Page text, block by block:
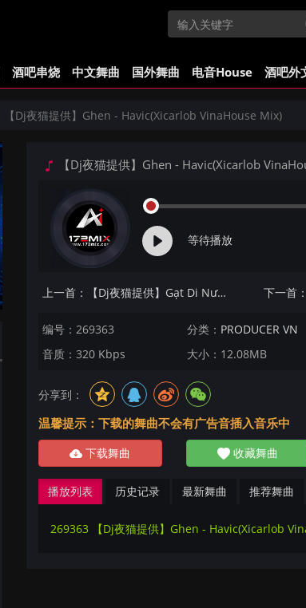
酒吧串烧 中文舞曲 国外舞曲 电音House 酒吧外
【Dj夜猫提供】Ghen - Havic(Xicarlob VinaHouse Mix)
【Dj夜猫提供】Ghen - Havic(Xicarlob
等待播放
上一首：【Dj夜猫提供】Gạt Di Nước Mắt - ProD T(VinaHouse Mix)
编号：269363 分类： PRODUCER VN
音质：320 Kbps
大小：12.08MB
分享到：
温馨提示：下载的舞曲不会有广告音插入音乐中
下载舞曲 收藏舞曲
播放列表 历史记录 最新舞曲 推荐舞曲
269363 【Dj夜猫提供】Ghen - Havic(Xicarlob